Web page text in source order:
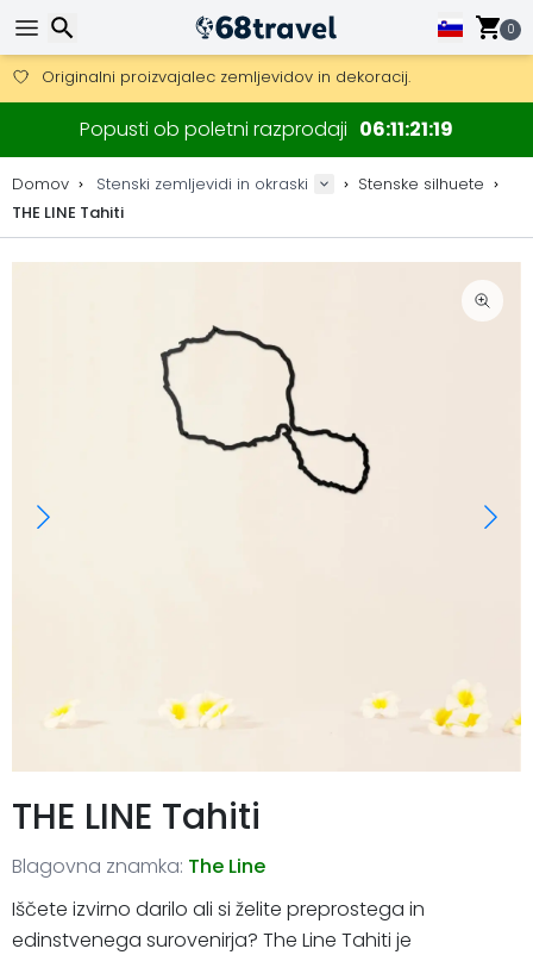
0
Na voljo je tudi DHL Express čez noč.
30 dni za vračilo, 90 dni za lesene zemljevide in dekoracije.
Originalni proizvajalec zemljevidov in dekoracij.
Popusti ob poletni razprodaji 06 11 21 19
Domov Stenski zemljevidi in okraski
Stenske silhuete
THE LINE Tahiti
THE LINE Tahiti
Blagovna znamka: The Line
Iščete izvirno darilo ali si želite preprostega in
edinstvenega surovenirja? The Line Tahiti je
Iskanje
Iskanje